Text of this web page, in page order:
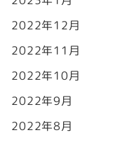
2022年12月
2022年11月
2022年10月
2022年9月
2022年8月